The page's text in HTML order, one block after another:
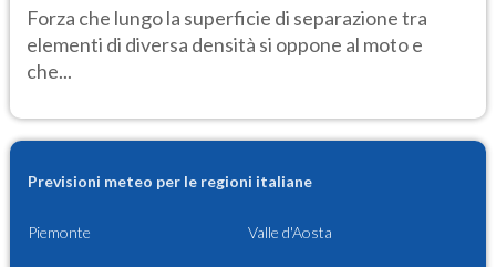
Forza che lungo la superficie di separazione tra
elementi di diversa densità si oppone al moto e
che...
Previsioni meteo per le regioni italiane
Piemonte Valle d'Aosta